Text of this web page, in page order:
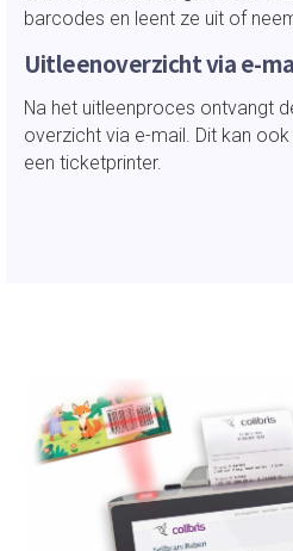
barcodes en leent ze uit of
Uitleenoverzicht via e-
Na het uitleenproces ontvangt
overzicht via e-mail. Dit kan
een ticketprinter.